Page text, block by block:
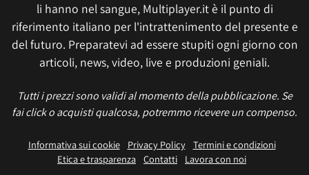
li hanno nel sangue, Multiplayer.it è il punto di
riferimento italiano per l'intrattenimento del presente e
del futuro. Preparatevi ad essere stupiti ogni giorno con
articoli, news, video, live e produzioni geniali.
Tutti i prezzi sono validi al momento della pubblicazione. Se
fai click o acquisti qualcosa, potremmo ricevere un compenso.
Informativa sui cookie Privacy Policy
Termini e condizioni
Etica e trasparenza Contatti
Lavora con noi